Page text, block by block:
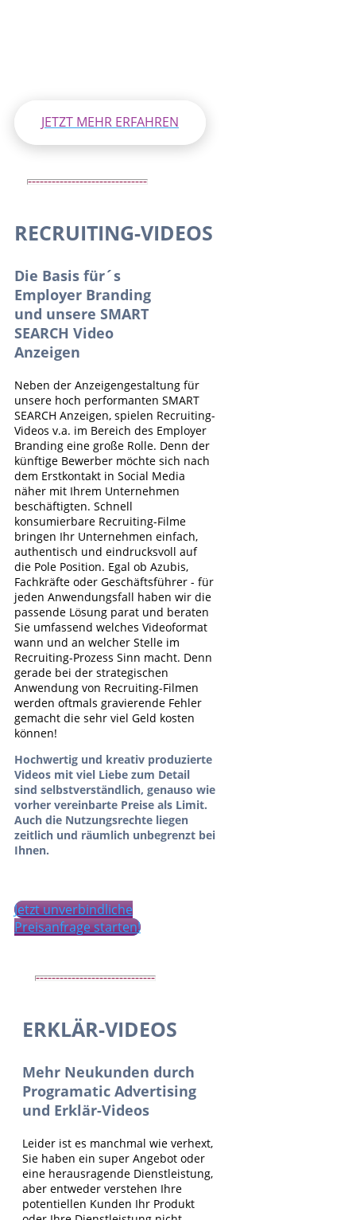
JETZT MEHR ERFAHREN
RECRUITING-VIDEOS
Die Basis für´s
Employer Branding
und unsere SMART
SEARCH Video
Anzeigen
Neben der Anzeigengestaltung für
unsere hoch performanten SMART
SEARCH Anzeigen, spielen Recruiting-
Videos v.a. im Bereich des Employer
Branding eine große Rolle. Denn der
künftige Bewerber möchte sich nach
dem Erstkontakt in Social Media
näher mit Ihrem Unternehmen
beschäftigten. Schnell
konsumierbare Recruiting-Filme
bringen Ihr Unternehmen einfach,
authentisch und eindrucksvoll auf
die Pole Position. Egal ob Azubis,
Fachkräfte oder Geschäftsführer - für
jeden Anwendungsfall haben wir die
passende Lösung parat und beraten
Sie umfassend welches Videoformat
wann und an welcher Stelle im
Recruiting-Prozess Sinn macht. Denn
gerade bei der strategischen
Anwendung von Recruiting-Filmen
werden oftmals gravierende Fehler
gemacht die sehr viel Geld kosten
können!
Hochwertig und kreativ produzierte
Videos mit viel Liebe zum Detail
sind selbstverständlich, genauso wie
vorher vereinbarte Preise als Limit.
Auch die Nutzungsrechte liegen
zeitlich und räumlich unbegrenzt bei
Ihnen.
Jetzt unverbindliche
Preisanfrage starten!
ERKLÄR-VIDEOS
Mehr Neukunden durch
Programatic Advertising
und Erklär-Videos
Leider ist es manchmal wie verhext,
Sie haben ein super Angebot oder
eine herausragende Dienstleistung,
aber entweder verstehen Ihre
potentiellen Kunden Ihr Produkt